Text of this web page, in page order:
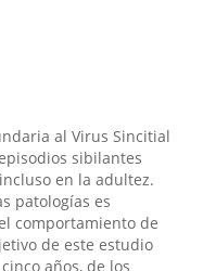
al Virus Sincitial
sibilantes
en la adultez.
patologías es
comportamiento de
de este estudio
años, de los